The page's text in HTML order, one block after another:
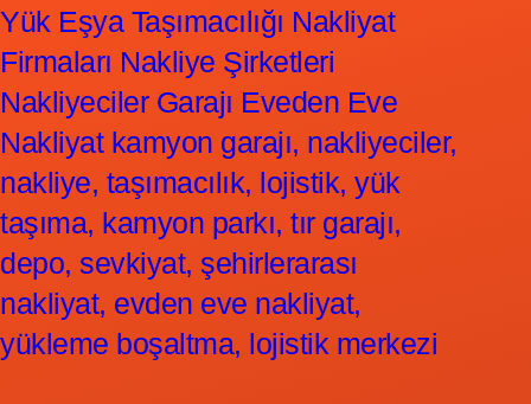
Yük Eşya Taşımacılığı Nakliyat
Firmaları Nakliye Şirketleri
Nakliyeciler Garajı Eveden Eve
Nakliyat kamyon garajı, nakliyeciler,
nakliye, taşımacılık, lojistik, yük
taşıma, kamyon parkı, tır garajı,
depo, sevkiyat, şehirlerarası
nakliyat, evden eve nakliyat,
yükleme boşaltma, lojistik merkezi